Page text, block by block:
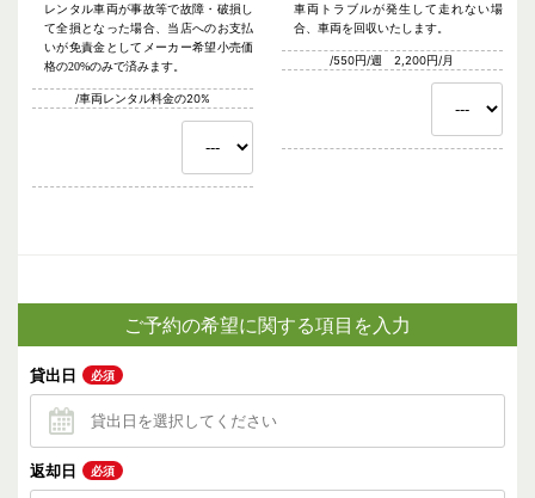
レンタル車両が事故等で故障・破損し
て全損となった場合、当店へのお支払
いが免責金としてメーカー希望小売価
格の20%のみで済みます。
/車両レンタル料金の20%
車両トラブルが発生して走れない場
合、車両を回収いたします。
/550円/週 2,200円/月
ご予約の希望に関する項目を入力
貸出日 必須
返却日 必須